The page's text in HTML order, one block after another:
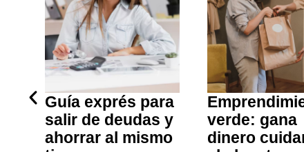
Guía exprés para
salir de deudas y
ahorrar al mismo
verde: gana
dinero